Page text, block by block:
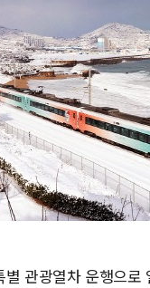
관광열차 운행으